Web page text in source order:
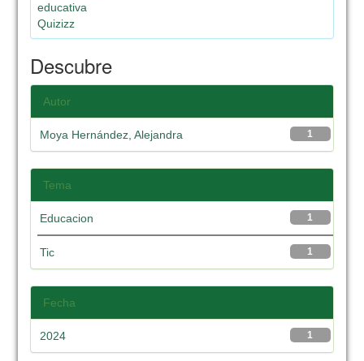
educativa
Quizizz
Descubre
Autor
1
Moya Hernández, Alejandra
Tema
1
Educacion
1
Tic
Fecha
1
2024